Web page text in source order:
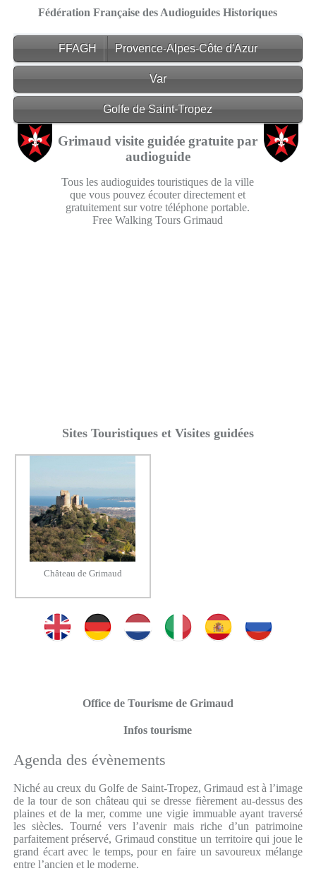
Fédération Française des Audioguides Historiques
FFAGH Provence-Alpes-Côte d'Azur
Var
Golfe de Saint-Tropez
Grimaud visite guidée gratuite par
audioguide
Tous les audioguides touristiques de la ville
que vous pouvez écouter directement et
gratuitement sur votre téléphone portable.
Free Walking Tours Grimaud
Sites Touristiques et Visites guidées
Château de Grimaud
Office de Tourisme de Grimaud
Infos tourisme
Agenda des évènements
Niché au creux du Golfe de Saint-Tropez, Grimaud est à l’image
de la tour de son château qui se dresse fièrement au-dessus des
plaines et de la mer, comme une vigie immuable ayant traversé
les siècles. Tourné vers l’avenir mais riche d’un patrimoine
parfaitement préservé, Grimaud constitue un territoire qui joue le
grand écart avec le temps, pour en faire un savoureux mélange
entre l’ancien et le moderne.